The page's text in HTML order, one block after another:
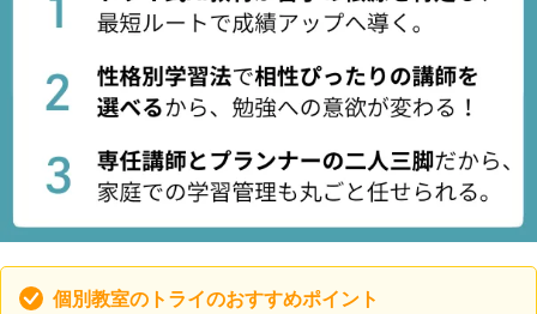
個別教室のトライのおすすめポイント